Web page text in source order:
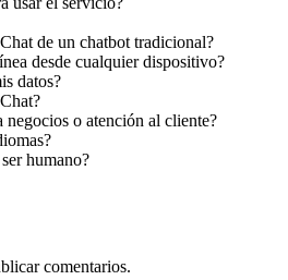
de un chatbot tradicional?
desde cualquier dispositivo?
datos?
negocios o atención al cliente?
humano?
comentarios.